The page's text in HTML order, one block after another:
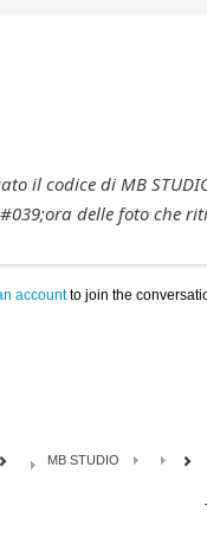
il codice di MB
delle foto che
accountto join the
MB STUDIO